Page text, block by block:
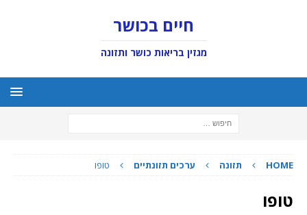
חיים בכושר
מגזין בריאות כושר ותזונה
HOME תזונה ערכים תזונתיים טופו
טופו